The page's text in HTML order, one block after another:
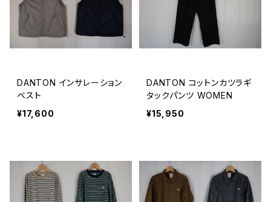
DANTON インサレーション
ベスト
¥17,600
DANTON コットンカツラギ
タックパンツ WOMEN
¥15,950